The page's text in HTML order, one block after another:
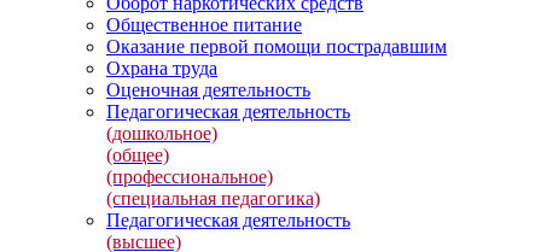
Общественное питание
Оказание первой помощи пострадавшим
Охрана труда
Оценочная деятельность
Педагогическая деятельность
(дошкольное)
(общее)
(профессиональное)
(специальная педагогика)
Педагогическая деятельность
(высшее)